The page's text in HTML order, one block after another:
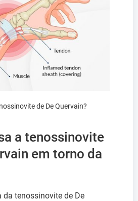
de De Quervain?
a tenossinovite
em torno da
da tenossinovite de De